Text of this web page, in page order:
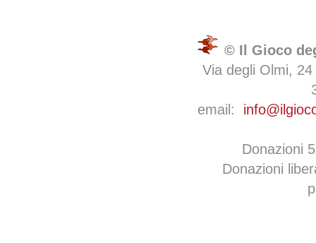
© Il Gioco
Via degli Olmi,
email:
Donazioni
Donazioni